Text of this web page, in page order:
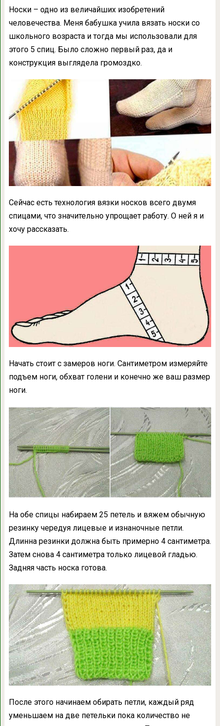
Носки – одно из величайших изобретений
человечества. Меня бабушка учила вязать носки со
школьного возраста и тогда мы использовали для
этого 5 спиц. Было сложно первый раз, да и
конструкция выглядела громоздко.
Сейчас есть технология вязки носков всего двумя
спицами, что значительно упрощает работу. О ней я и
хочу рассказать.
Начать стоит с замеров ноги. Сантиметром измеряйте
подъем ноги, обхват голени и конечно же ваш размер
ноги.
На обе спицы набираем 25 петель и вяжем обычную
резинку чередуя лицевые и изнаночные петли.
Длинна резинки должна быть примерно 4 сантиметра.
Затем снова 4 сантиметра только лицевой гладью.
Задняя часть носка готова.
После этого начинаем обирать петли, каждый ряд
уменьшаем на две петельки пока количество не